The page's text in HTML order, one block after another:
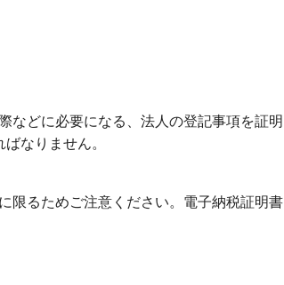
などに必要になる、法人の登記事項を証明
なりません。
限るためご注意ください。電子納税証明書